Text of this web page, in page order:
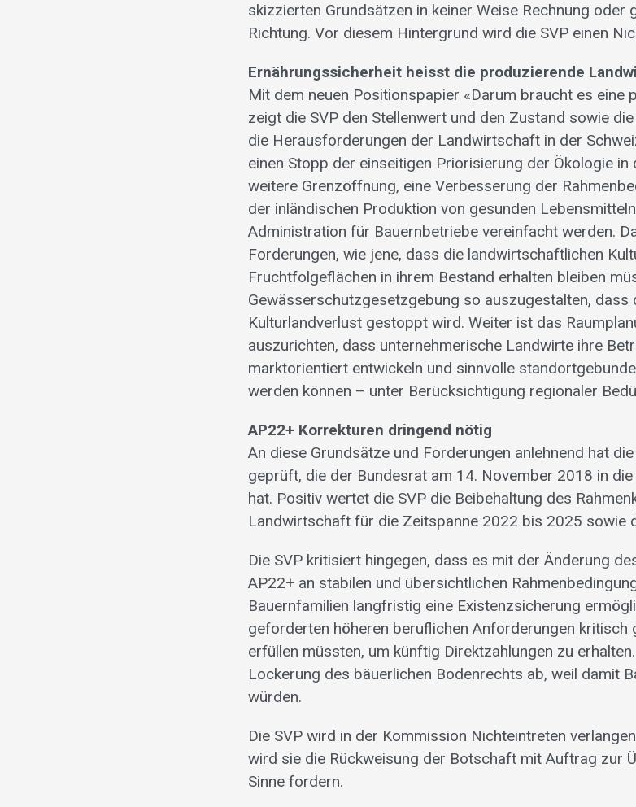
skizzierten Grundsätzen in keiner Weise Rechnung oder
Richtung. Vor diesem Hintergrund wird die SVP einen
Ernährungssicherheit heisst die produzierende
Mit dem neuen Positionspapier «Darum braucht es eine
zeigt die SVP den Stellenwert und den Zustand sowie
die Herausforderungen der Landwirtschaft in der
einen Stopp der einseitigen Priorisierung der Ökologie
weitere Grenzöffnung, eine Verbesserung der
der inländischen Produktion von gesunden
Administration für Bauernbetriebe vereinfacht werden.
Forderungen, wie jene, dass die landwirtschaftlichen
Fruchtfolgeflächen in ihrem Bestand erhalten bleiben
Gewässerschutzgesetzgebung so auszugestalten,
Kulturlandverlust gestoppt wird. Weiter ist das
auszurichten, dass unternehmerische Landwirte ihre
marktorientiert entwickeln und sinnvolle
werden können – unter Berücksichtigung regionaler
AP22+ Korrekturen dringend nötig
An diese Grundsätze und Forderungen anlehnend hat
geprüft, die der Bundesrat am 14. November 2018 in
hat. Positiv wertet die SVP die Beibehaltung des
Landwirtschaft für die Zeitspanne 2022 bis 2025 sowie
Die SVP kritisiert hingegen, dass es mit der Änderung
AP22+ an stabilen und übersichtlichen
Bauernfamilien langfristig eine Existenzsicherung
geforderten höheren beruflichen Anforderungen kritisch
erfüllen müssten, um künftig Direktzahlungen zu
Lockerung des bäuerlichen Bodenrechts ab, weil damit
würden.
Die SVP wird in der Kommission Nichteintreten
wird sie die Rückweisung der Botschaft mit Auftrag zur
Sinne fordern.